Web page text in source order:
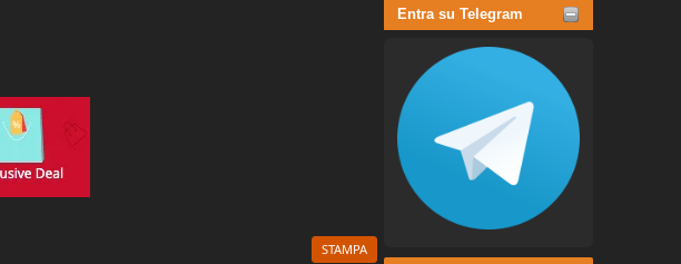
Entra su Telegram
STAMPA